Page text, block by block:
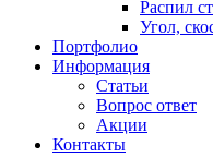
Распил
Угол,
Портфолио
Информация
Статьи
Вопрос ответ
Акции
Контакты